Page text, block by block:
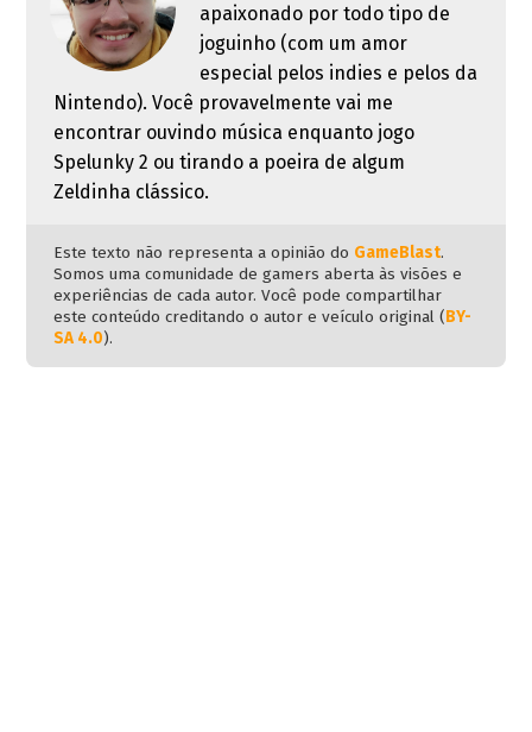
apaixonado por todo tipo de
joguinho (com um amor
especial pelos indies e pelos da
Nintendo). Você provavelmente vai me
encontrar ouvindo música enquanto jogo
Spelunky 2 ou tirando a poeira de algum
Zeldinha clássico.
Este texto não representa a opinião do GameBlast.
Somos uma comunidade de gamers aberta às visões e
experiências de cada autor. Você pode compartilhar
este conteúdo creditando o autor e veículo original (BY-
SA 4.0).